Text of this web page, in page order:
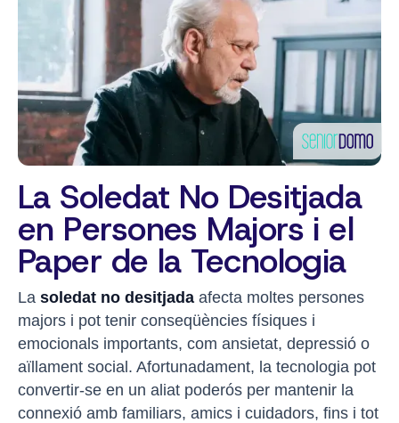
La Soledat No Desitjada
en Persones Majors i el
Paper de la Tecnologia
La soledat no desitjada afecta moltes persones
majors i pot tenir conseqüències físiques i
emocionals importants, com ansietat, depressió o
aïllament social. Afortunadament, la tecnologia pot
convertir-se en un aliat poderós per mantenir la
connexió amb familiars, amics i cuidadors, fins i tot